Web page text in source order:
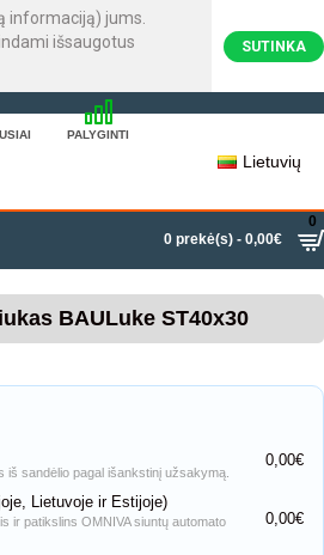
informaciją) jums.
išsaugotus
SUTINKA
PALYGINTI
Lietuvių
0 prekė(s) - 0,00€
0
BAULuke ST40x30
sandėlio pagal išankstinį užsakymą.
0,00€
Lietuvoje ir Estijoje)
ir patikslins OMNIVA siuntų automato
0,00€